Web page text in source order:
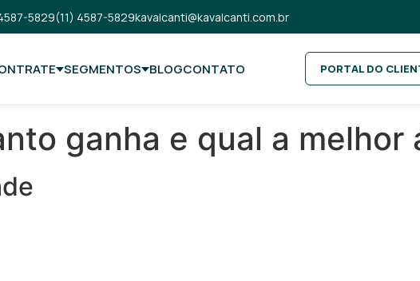
5829(11) 4587-5829kavalcanti@kavalcanti.com.br
SEGMENTOS BLOGCONTATO PORTAL DO
ganha e qual a melhor